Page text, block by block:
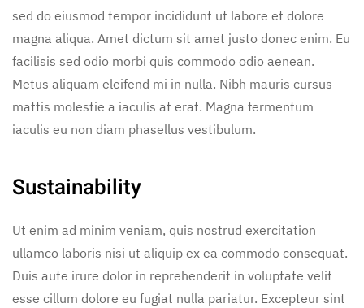
sed do eiusmod tempor incididunt ut labore et dolore
magna aliqua. Amet dictum sit amet justo donec enim. Eu
facilisis sed odio morbi quis commodo odio aenean.
Metus aliquam eleifend mi in nulla. Nibh mauris cursus
mattis molestie a iaculis at erat. Magna fermentum
iaculis eu non diam phasellus vestibulum.
Sustainability
Ut enim ad minim veniam, quis nostrud exercitation
ullamco laboris nisi ut aliquip ex ea commodo consequat.
Duis aute irure dolor in reprehenderit in voluptate velit
esse cillum dolore eu fugiat nulla pariatur. Excepteur sint